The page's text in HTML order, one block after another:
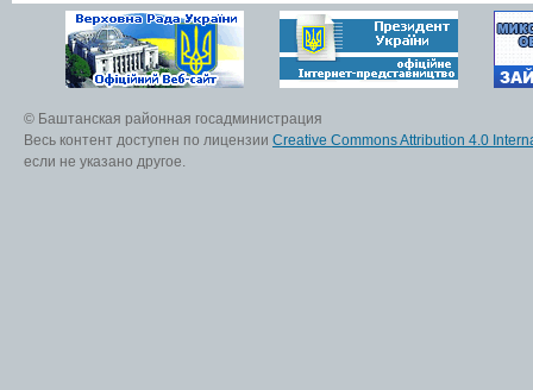
© Баштанская районная госадминистрация
Весь контент доступен по лицензии Creative Commons Attribution 4.0
если не указано другое.